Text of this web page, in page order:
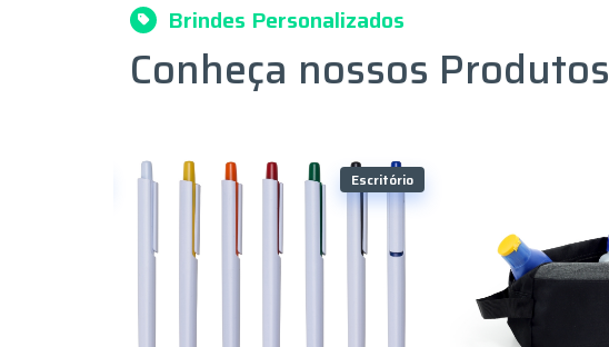
Brindes Personalizados
Conheça nossos Produtos
Escritório